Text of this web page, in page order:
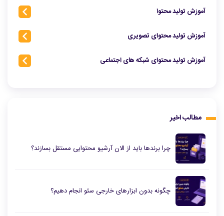
آموزش تولید محتوا
آموزش تولید محتوای تصویری
آموزش تولید محتوای شبکه‌ های اجتماعی
مطالب اخیر
چرا برندها باید از الان آرشیو محتوایی مستقل بسازند؟
چگونه بدون ابزارهای خارجی سئو انجام دهیم؟